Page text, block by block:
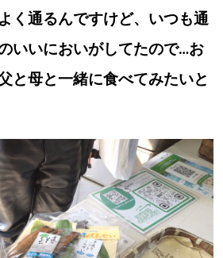
く通るんですけど、いつも通
いいにおいがしてたので…お
と母と一緒に食べてみたいと